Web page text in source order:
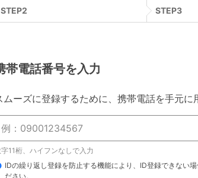
STEP2 STEP3
帯電話番号を入力
ムーズに登録するために、携帯電話を手元に
11桁、ハイフンなしで入力
IDの繰り返し登録を防止する機能により、ID登録できない
ださい。